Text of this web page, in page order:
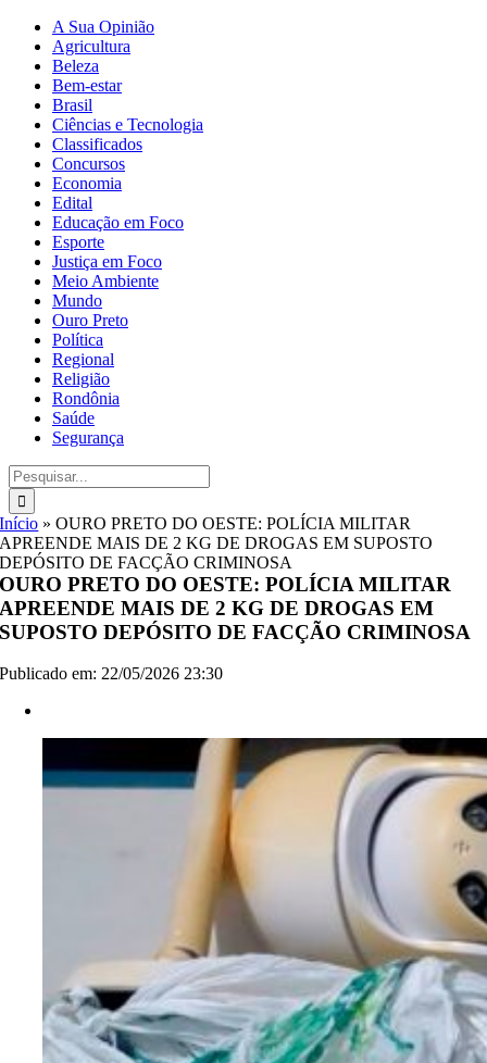
A Sua Opinião
Agricultura
Beleza
Bem-estar
Brasil
Ciências e Tecnologia
Classificados
Concursos
Economia
Edital
Educação em Foco
Esporte
Justiça em Foco
Meio Ambiente
Mundo
Ouro Preto
Política
Regional
Religião
Rondônia
Saúde
Segurança
Buscar
resultados
para:
Início »OURO PRETO DO OESTE: POLÍCIA MILITAR
APREENDE MAIS DE 2 KG DE DROGAS EM SUPOSTO
DEPÓSITO DE FACÇÃO CRIMINOSA
OURO PRETO DO OESTE: POLÍCIA MILITAR
APREENDE MAIS DE 2 KG DE DROGAS EM
SUPOSTO DEPÓSITO DE FACÇÃO CRIMINOSA
Publicado em: 22/05/2026 23:30